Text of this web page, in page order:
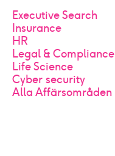
Executive Search
Insurance
HR
Legal & Compliance
Life Science
Cyber security
Alla Affärsområden